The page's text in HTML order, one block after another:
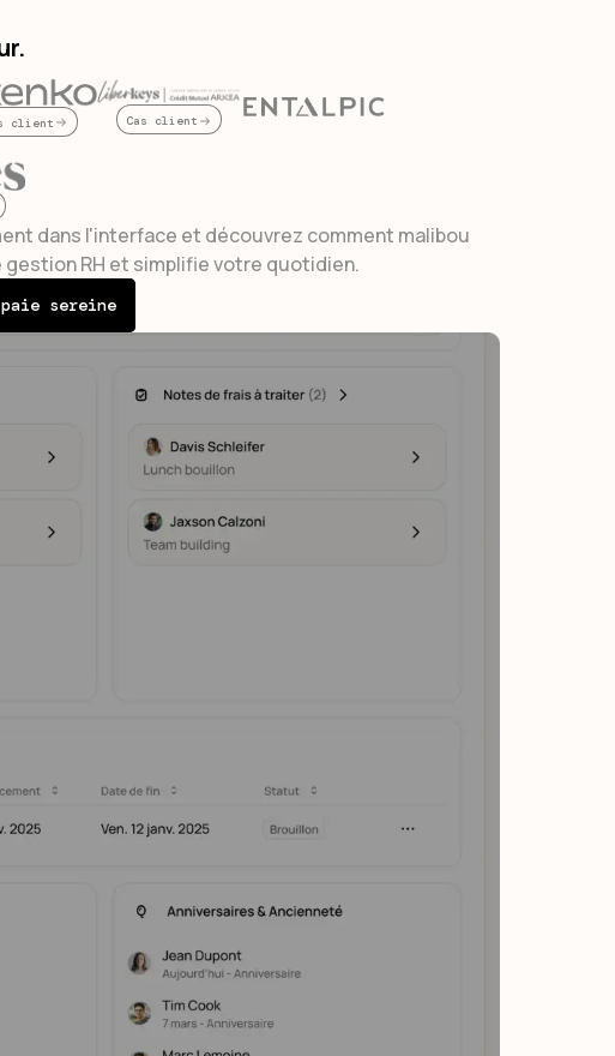
client Cas client
dans l'interface et découvrez comment malibou
RH et simplifie votre quotidien.
sereine